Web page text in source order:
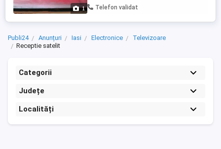
1 Telefon validat
Publi24 Anunțuri Iasi Electronice
Televizoare
Receptie satelit
Categorii
Județe
Localități